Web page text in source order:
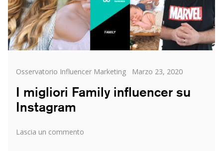
e
principali
trend
Categorie
Osservatorio Influencer Marketing
Posted
Marzo 23, 2020
I migliori Family influencer su
Instagram
Lascia un commento